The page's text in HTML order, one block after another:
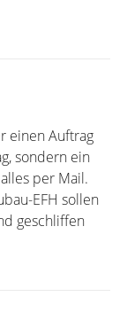
einen Auftrag
sondern ein
per Mail.
EFH sollen
geschliffen